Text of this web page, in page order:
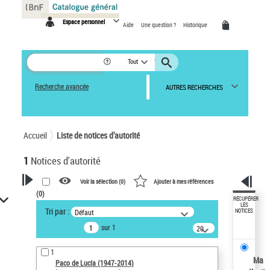
Espace personnel Aide Une question ? Historique
Tout
Recherche avancée AUTRES RECHERCHES
Accueil Liste de notices d’autorité
1 Notices d'autorité
VOTRE RECHERCHE
Recherche avancée dans les
notices d’autorité
Œuvres liées à l'auteur :
Paco de Lucía (1947-2014)
Voir la sélection (0) Ajouter à mes références
(0)
Tri par : Défaut
sur 1
20
résultats/page
1
Paco de Lucía (1947-2014)
RÉCUPÉRER
LES
NOTICES
Ma
Panneau de gestion des cookies